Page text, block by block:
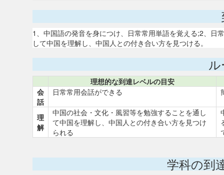
1、中国語の発音を身につけ、日常常用単語を覚える;2、日
して中国を理解し、中国人との付き合い方を見つける。
理想的な到達レベルの目安
会
話
日常常用会話ができる
理
解
中国の社会・文化・風習等を勉強することを通し
て中国を理解し、中国人との付き合い方を見つけ
られる
学科の到